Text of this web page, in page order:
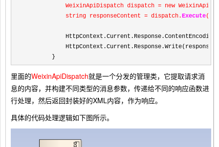
WeixinApiDispatch dispatch = new
            string responseContent =
dispatch.Execute
            HttpContext.Current.Response.ContentEncoding
        }
里面的WeixinApiDispatch就是一个分发的管理类，它提取请求消
息的内容，并构建不同类型的消息参数，传递给不同的响应函数进
行处理，然后返回封装好的XML内容，作为响应。
具体的代码处理逻辑如下图所示。